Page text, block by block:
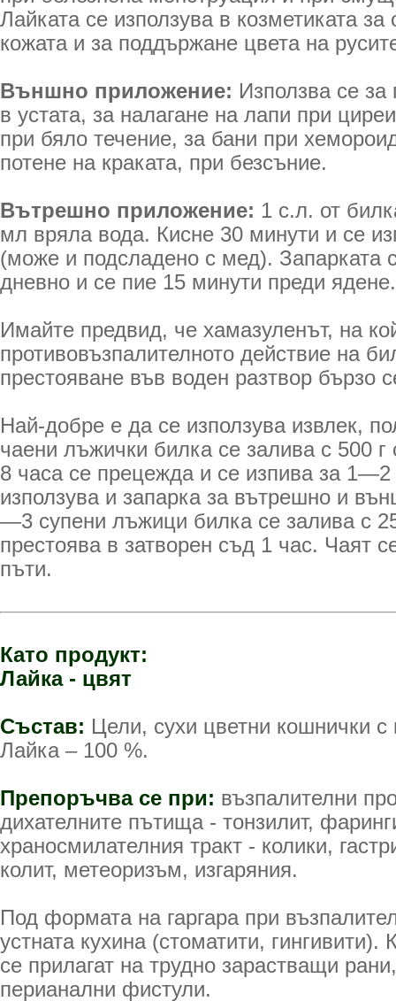
Лайката се използува в козметиката
кожата и за поддържане цвета на
Външно приложение: Използва се за
в устата, за налагане на лапи при
при бяло течение, за бани при
потене на краката, при безсъние.
Вътрешно приложение: 1 с.л. от
мл вряла вода. Кисне 30 минути и се
(може и подсладено с мед). Запарката
дневно и се пие 15 минути преди ядене.
Имайте предвид, че хамазуленът, на
противовъзпалителното действие на
престояване във воден разтвор бързо
Най-добре е да се използува извлек,
чаени лъжички билка се залива с 500
8 часа се прецежда и се изпива за
използува и запарка за вътрешно и
—3 супени лъжици билка се залива с
пре­стоява в затворен съд 1 час. Чаят
пъти.
Като продукт:
Лайка - цвят
Състав: Цели, сухи цветни кошнички с
Лайка – 100 %.
Препоръчва се при: възпалителни
дихателните пътища - тонзилит,
храносмилателния тракт - колики,
колит, метеоризъм, изгаряния.
Под формата на гаргара при
устната кухина (стоматити, гингивити).
се прилагат на трудно зарастващи
перианални фистули.